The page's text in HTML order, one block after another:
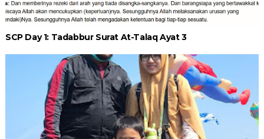
SCP Day 1: Tadabbur Surat At-Talaq Ayat 3